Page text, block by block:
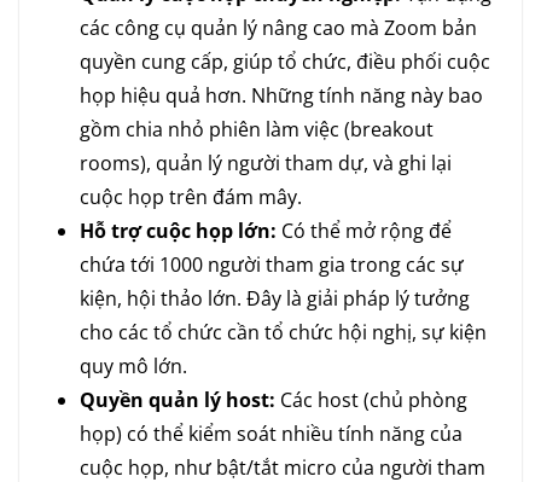
các công cụ quản lý nâng cao mà Zoom bản
quyền cung cấp, giúp tổ chức, điều phối cuộc
họp hiệu quả hơn. Những tính năng này bao
gồm chia nhỏ phiên làm việc (breakout
rooms), quản lý người tham dự, và ghi lại
cuộc họp trên đám mây.
Hỗ trợ cuộc họp lớn: Có thể mở rộng để
chứa tới 1000 người tham gia trong các sự
kiện, hội thảo lớn. Đây là giải pháp lý tưởng
cho các tổ chức cần tổ chức hội nghị, sự kiện
quy mô lớn.
Quyền quản lý host: Các host (chủ phòng
họp) có thể kiểm soát nhiều tính năng của
cuộc họp, như bật/tắt micro của người tham